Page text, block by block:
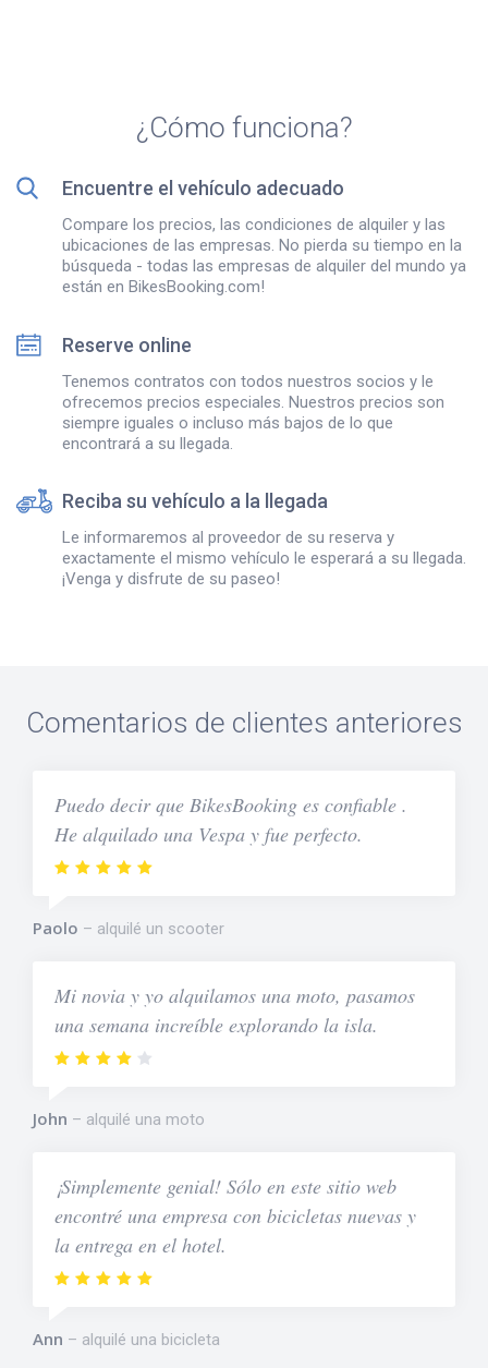
¿Cómo funciona?
Encuentre el vehículo adecuado
Compare los precios, las condiciones de alquiler y las
ubicaciones de las empresas. No pierda su tiempo en la
búsqueda - todas las empresas de alquiler del mundo ya
están en BikesBooking.com!
Reserve online
Tenemos contratos con todos nuestros socios y le
ofrecemos precios especiales. Nuestros precios son
siempre iguales o incluso más bajos de lo que
encontrará a su llegada.
Reciba su vehículo a la llegada
Le informaremos al proveedor de su reserva y
exactamente el mismo vehículo le esperará a su llegada.
¡Venga y disfrute de su paseo!
Comentarios de clientes anteriores
Puedo decir que BikesBooking es confiable .
He alquilado una Vespa y fue perfecto.
Paolo alquilé un scooter
Mi novia y yo alquilamos una moto, pasamos
una semana increíble explorando la isla.
John alquilé una moto
¡Simplemente genial! Sólo en este sitio web
encontré una empresa con bicicletas nuevas y
la entrega en el hotel.
Ann alquilé una bicicleta